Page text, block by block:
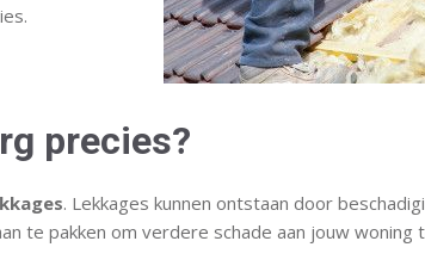
precies?
. Lekkages kunnen ontstaan door
te pakken om verdere schade aan jouw woning